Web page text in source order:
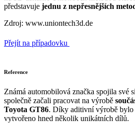
představuje jednu z nepřesnějších
Zdroj: www.uniontech3d.de
Přejít na případovku
Reference
Známá automobilová značka spojila své
společně začali pracovat na výrobě
Toyota GT86. Díky aditivní výrobě bylo
vytvořeno hned několik unikátních dílů.